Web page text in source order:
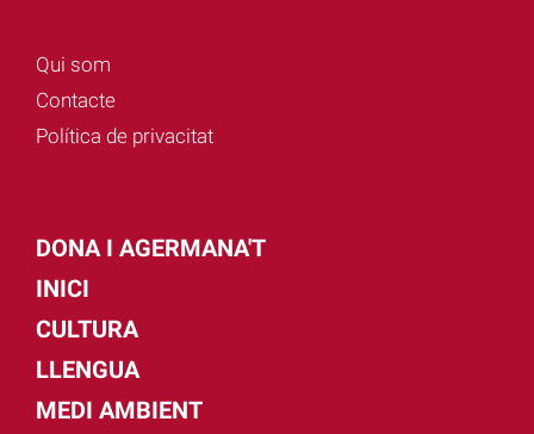
Qui som
Contacte
Política de privacitat
DONA I AGERMANA'T
INICI
CULTURA
LLENGUA
MEDI AMBIENT